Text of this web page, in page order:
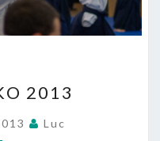
2013
Luc